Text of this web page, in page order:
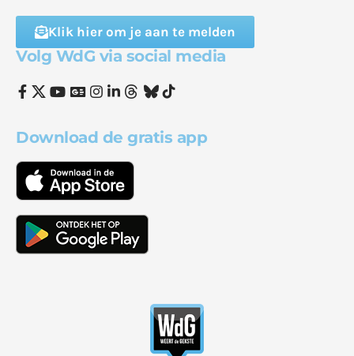
Klik hier om je aan te melden
Volg WdG via social media
Download de gratis app